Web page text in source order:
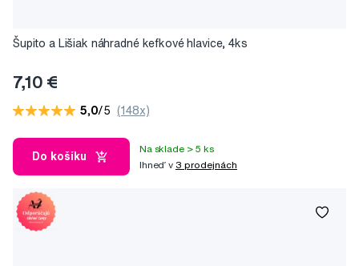
Šupito a Lišiak náhradné kefkové hlavice, 4ks
7,10 €
5,0/5 (148x)
Do košíku
Na sklade > 5 ks
Ihneď v 3 prodejnách